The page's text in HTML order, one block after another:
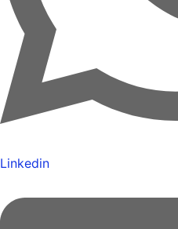
Linkedin